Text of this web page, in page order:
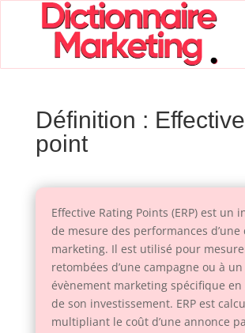
Définition :
point
Effective Rating Points (ERP) est un
de mesure des performances d’une
marketing. Il est utilisé pour
retombées d’une campagne ou à un
évènement marketing spécifique
de son investissement. ERP est
multipliant le coût d’une annonce